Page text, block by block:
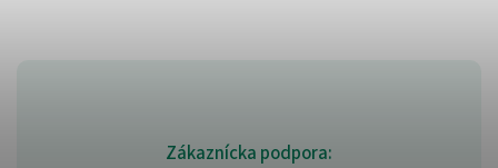
Zákaznícka podpora: